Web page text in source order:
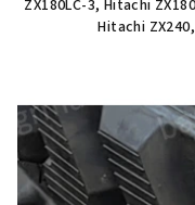
ZX180LC-3, Hitachi
Hitachi